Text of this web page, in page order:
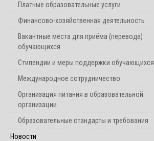
Платные образовательные услуги
Финансово-хозяйственная деятельность
Вакантные места для приёма (перевода)
обучающихся
Стипендии и меры поддержки обучающихся
Международное сотрудничество
Организация питания в образовательной
организации
Образовательные стандарты и требования
Новости